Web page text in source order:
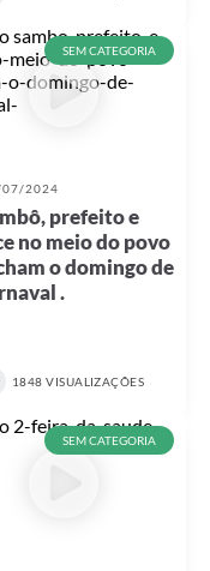
SEM CATEGORIA
2024
prefeito e
no meio do povo
o domingo de
.
1848 VISUALIZAÇÕES
SEM CATEGORIA